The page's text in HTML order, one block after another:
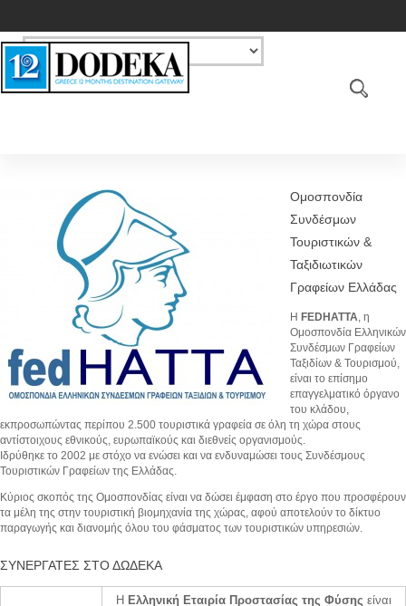
Ομοσπονδία
Συνδέσμων
Τουριστικών &
Ταξιδιωτικών
Γραφείων Ελλάδας
H FEDHATTA, η
Ομοσπονδία Ελληνικών
Συνδέσμων Γραφείων
Ταξιδίων & Τουρισμού,
είναι το επίσημο
επαγγελματικό όργανο
του κλάδου,
εκπροσωπώντας περίπου 2.500 τουριστικά γραφεία σε όλη τη χώρα στους
αντίστοιχους εθνικούς, ευρωπαϊκούς και διεθνείς οργανισμούς.
Ιδρύθηκε το 2002 με στόχο να ενώσει και να ενδυναμώσει τους Συνδέσμους
Τουριστικών Γραφείων της Ελλάδας.
Κύριος σκοπός της Ομοσπονδίας είναι να δώσει έμφαση στο έργο που προσφέρουν
τα μέλη της στην τουριστική βιομηχανία της χώρας, αφού αποτελούν το δίκτυο
παραγωγής και διανομής όλου του φάσματος των τουριστικών υπηρεσιών.
ΣΥΝΕΡΓΑΤΕΣ ΣΤΟ ΔΩΔΕΚΑ
Η Ελληνική Εταιρία Προστασίας της Φύσης είναι